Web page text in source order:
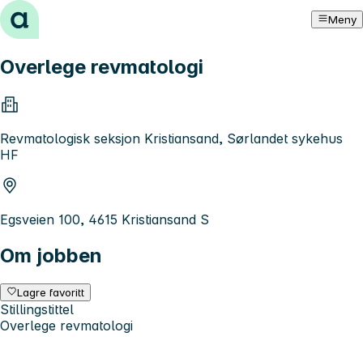
Hopp til innhold Meny
Overlege revmatologi
Revmatologisk seksjon Kristiansand, Sørlandet sykehus
HF
Egsveien 100, 4615 Kristiansand S
Om jobben
Lagre favoritt
Stillingstittel
Overlege revmatologi